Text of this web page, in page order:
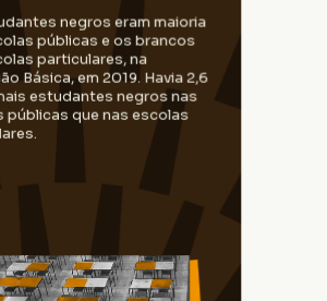
negros eram maioria
públicas e os brancos
particulares, na
Básica, em 2019. Havia 2,6
estudantes negros nas
públicas que nas escolas
15 estudantes negros havia 10
na rede pública de Educação
Básica. Já na rede privada, havia 6
negros para cada 10 brancos,
em 2019.